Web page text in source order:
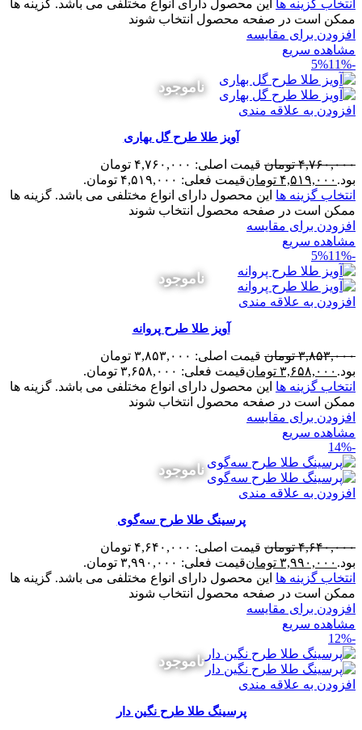
انتخاب گزینه ها این محصول دارای انواع مختلفی می باشد. گزینه ها
ممکن است در صفحه محصول انتخاب شوند
افزودن برای مقایسه
مشاهده سریع
-5%
11%
افزودن به علاقه مندی
ناموجود
آویز طلا طرح گل بهاری
۴,۷۶۰,۰۰۰ تومان
قیمت اصلی: ۴,۷۶۰,۰۰۰ تومان
بود. ۴,۵۱۹,۰۰۰ تومانقیمت فعلی: ۴,۵۱۹,۰۰۰ تومان.
انتخاب گزینه ها این محصول دارای انواع مختلفی می باشد. گزینه ها
ممکن است در صفحه محصول انتخاب شوند
افزودن برای مقایسه
مشاهده سریع
-5%
11%
افزودن به علاقه مندی
ناموجود
آویز طلا طرح پروانه
۳,۸۵۳,۰۰۰ تومان
قیمت اصلی: ۳,۸۵۳,۰۰۰ تومان
بود. ۳,۶۵۸,۰۰۰ تومانقیمت فعلی: ۳,۶۵۸,۰۰۰ تومان.
انتخاب گزینه ها این محصول دارای انواع مختلفی می باشد. گزینه ها
ممکن است در صفحه محصول انتخاب شوند
افزودن برای مقایسه
مشاهده سریع
-14%
افزودن به علاقه مندی
ناموجود
پرسینگ طلا طرح سه‌گوی
۴,۶۴۰,۰۰۰ تومان
قیمت اصلی: ۴,۶۴۰,۰۰۰ تومان
بود. ۳,۹۹۰,۰۰۰ تومانقیمت فعلی: ۳,۹۹۰,۰۰۰ تومان.
انتخاب گزینه ها این محصول دارای انواع مختلفی می باشد. گزینه ها
ممکن است در صفحه محصول انتخاب شوند
افزودن برای مقایسه
مشاهده سریع
-12%
افزودن به علاقه مندی
ناموجود
پرسینگ طلا طرح نگین دار